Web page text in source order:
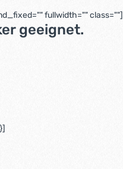
fullwidth="" class=""]
geeignet.